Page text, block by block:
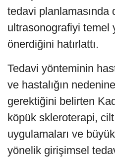
tedavi planlamasında
ultrasonografiyi temel
önerdiğini hatırlattı.
Tedavi yönteminin
ve hastalığın
gerektiğini belirten
köpük skleroterapi,
uygulamaları ve
yönelik girişimsel